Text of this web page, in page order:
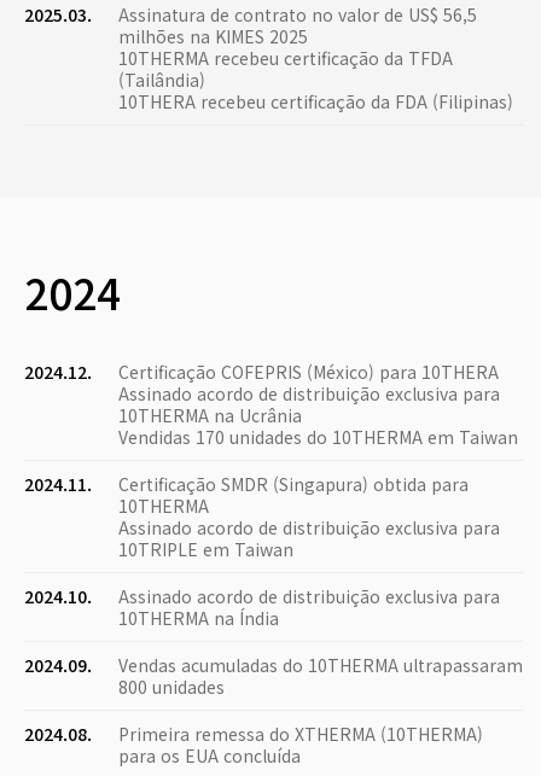
2025.03.
Assinatura de contrato no valor de US$ 56,5
milhões na KIMES 2025
10THERMA recebeu certificação da TFDA
(Tailândia)
10THERA recebeu certificação da FDA (Filipinas)
2024
2024.12.
Certificação COFEPRIS (México) para 10THERA
Assinado acordo de distribuição exclusiva para
10THERMA na Ucrânia
Vendidas 170 unidades do 10THERMA em Taiwan
2024.11.
Certificação SMDR (Singapura) obtida para
10THERMA
Assinado acordo de distribuição exclusiva para
10TRIPLE em Taiwan
2024.10.
Assinado acordo de distribuição exclusiva para
10THERMA na Índia
2024.09.
Vendas acumuladas do 10THERMA ultrapassaram
800 unidades
2024.08.
Primeira remessa do XTHERMA (10THERMA)
para os EUA concluída